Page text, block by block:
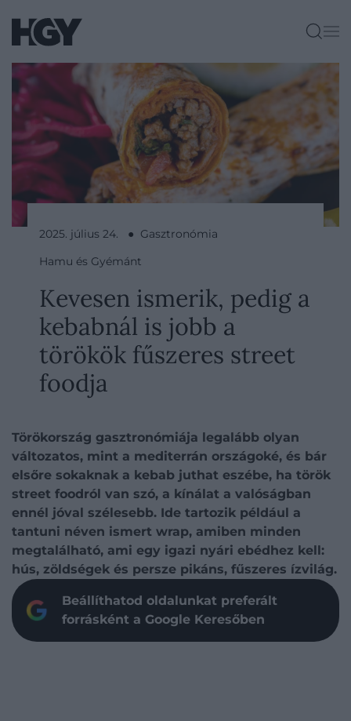
2025. július 24. ● Gasztronómia
Hamu és Gyémánt
Kevesen ismerik, pedig a
kebabnál is jobb a
törökök fűszeres street
foodja
Törökország gasztronómiája legalább olyan
változatos, mint a mediterrán országoké, és bár
elsőre sokaknak a kebab juthat eszébe, ha török
street foodról van szó, a kínálat a valóságban
ennél jóval szélesebb. Ide tartozik például a
tantuni néven ismert wrap, amiben minden
megtalálható, ami egy igazi nyári ebédhez kell:
hús, zöldségek és persze pikáns, fűszeres ízvilág.
Beállíthatod oldalunkat preferált
forrásként a Google Keresőben